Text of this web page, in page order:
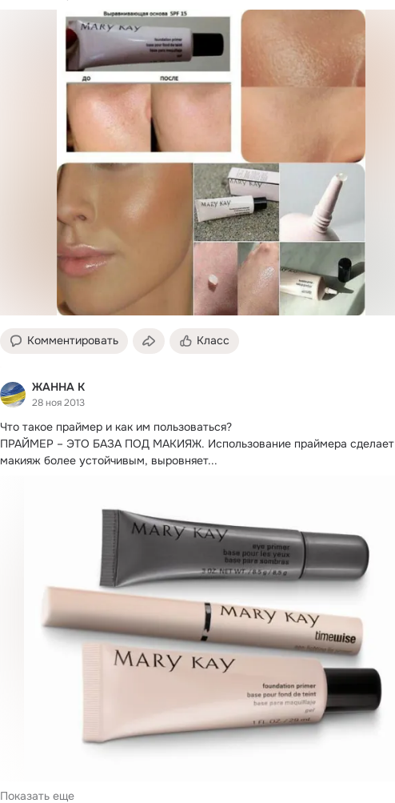
❤Праймер?
Многие думают, что приобретать праймер нет смысла, так как при
нанесении макияжа без него можно с лёгкостью обойтись.
Комментировать Класс
ЖАННА К
28 ноя 2013
Что такое праймер и как им пользоваться?
ПРАЙМЕР – ЭТО БАЗА ПОД МАКИЯЖ. Использование праймера сделает
макияж более устойчивым, выровняет...
Показать еще